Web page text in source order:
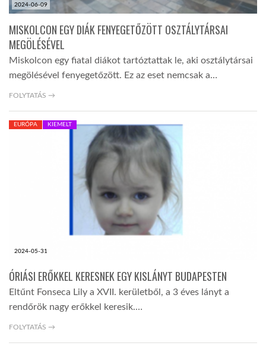
2024-06-09
MISKOLCON EGY DIÁK FENYEGETŐZÖTT OSZTÁLYTÁRSAI
MEGÖLÉSÉVEL
Miskolcon egy fiatal diákot tartóztattak le, aki osztálytársai
megölésével fenyegetőzött. Ez az eset nemcsak a…
FOLYTATÁS →
2024-05-31
EURÓPA KIEMELT
ÓRIÁSI ERŐKKEL KERESNEK EGY KISLÁNYT BUDAPESTEN
Eltűnt Fonseca Lily a XVII. kerületből, a 3 éves lányt a
rendőrök nagy erőkkel keresik.…
FOLYTATÁS →